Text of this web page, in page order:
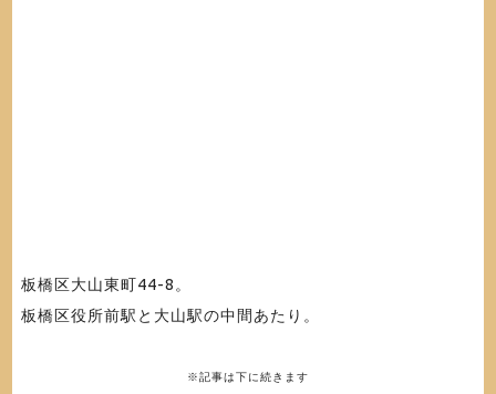
板橋区大山東町44-8 。
板橋区役所前駅と大山駅の中間あたり。
※記事は下に続きます